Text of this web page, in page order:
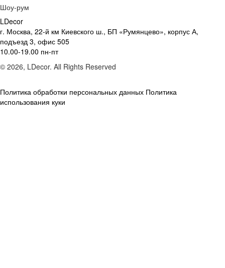
Шоу-рум
LDecor
г. Москва, 22-й км Киевского ш., БП «Румянцево», корпус А,
подъезд 3, офис 505
10.00-19.00 пн-пт
© 2026, LDecor. All Rights Reserved
Политика обработки персональных данных Политика
использования куки